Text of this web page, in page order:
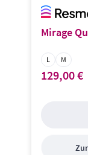
Mirage
Masken
L M
Regulärer
129,00 €